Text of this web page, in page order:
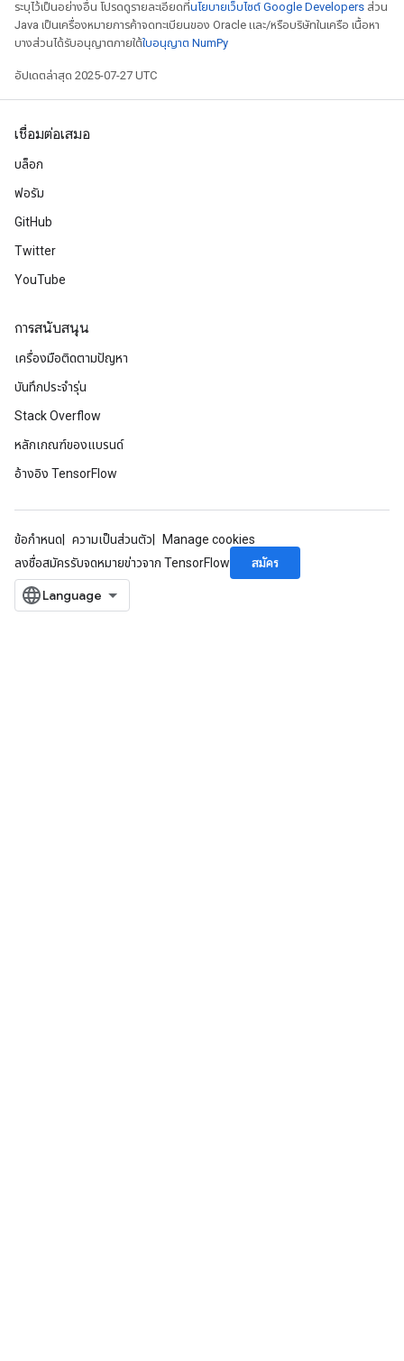
ระบุไว้เป็นอย่างอื่น โปรดดูรายละเอียดที่นโยบายเว็บไซต์ Google Developers ส่วน
Java เป็นเครื่องหมายการค้าจดทะเบียนของ Oracle และ/หรือบริษัทในเครือ เนื้อหา
บางส่วนได้รับอนุญาตภายใต้ใบอนุญาต NumPy
อัปเดตล่าสุด 2025-07-27 UTC
เชื่อมต่อเสมอ
บล็อก
ฟอรัม
GitHub
Twitter
YouTube
การสนับสนุน
เครื่องมือติดตามปัญหา
บันทึกประจำรุ่น
Stack Overflow
หลักเกณฑ์ของแบรนด์
อ้างอิง TensorFlow
ข้อกำหนด ความเป็นส่วนตัว
Manage cookies
ลงชื่อสมัครรับจดหมายข่าวจาก TensorFlow
สมัคร